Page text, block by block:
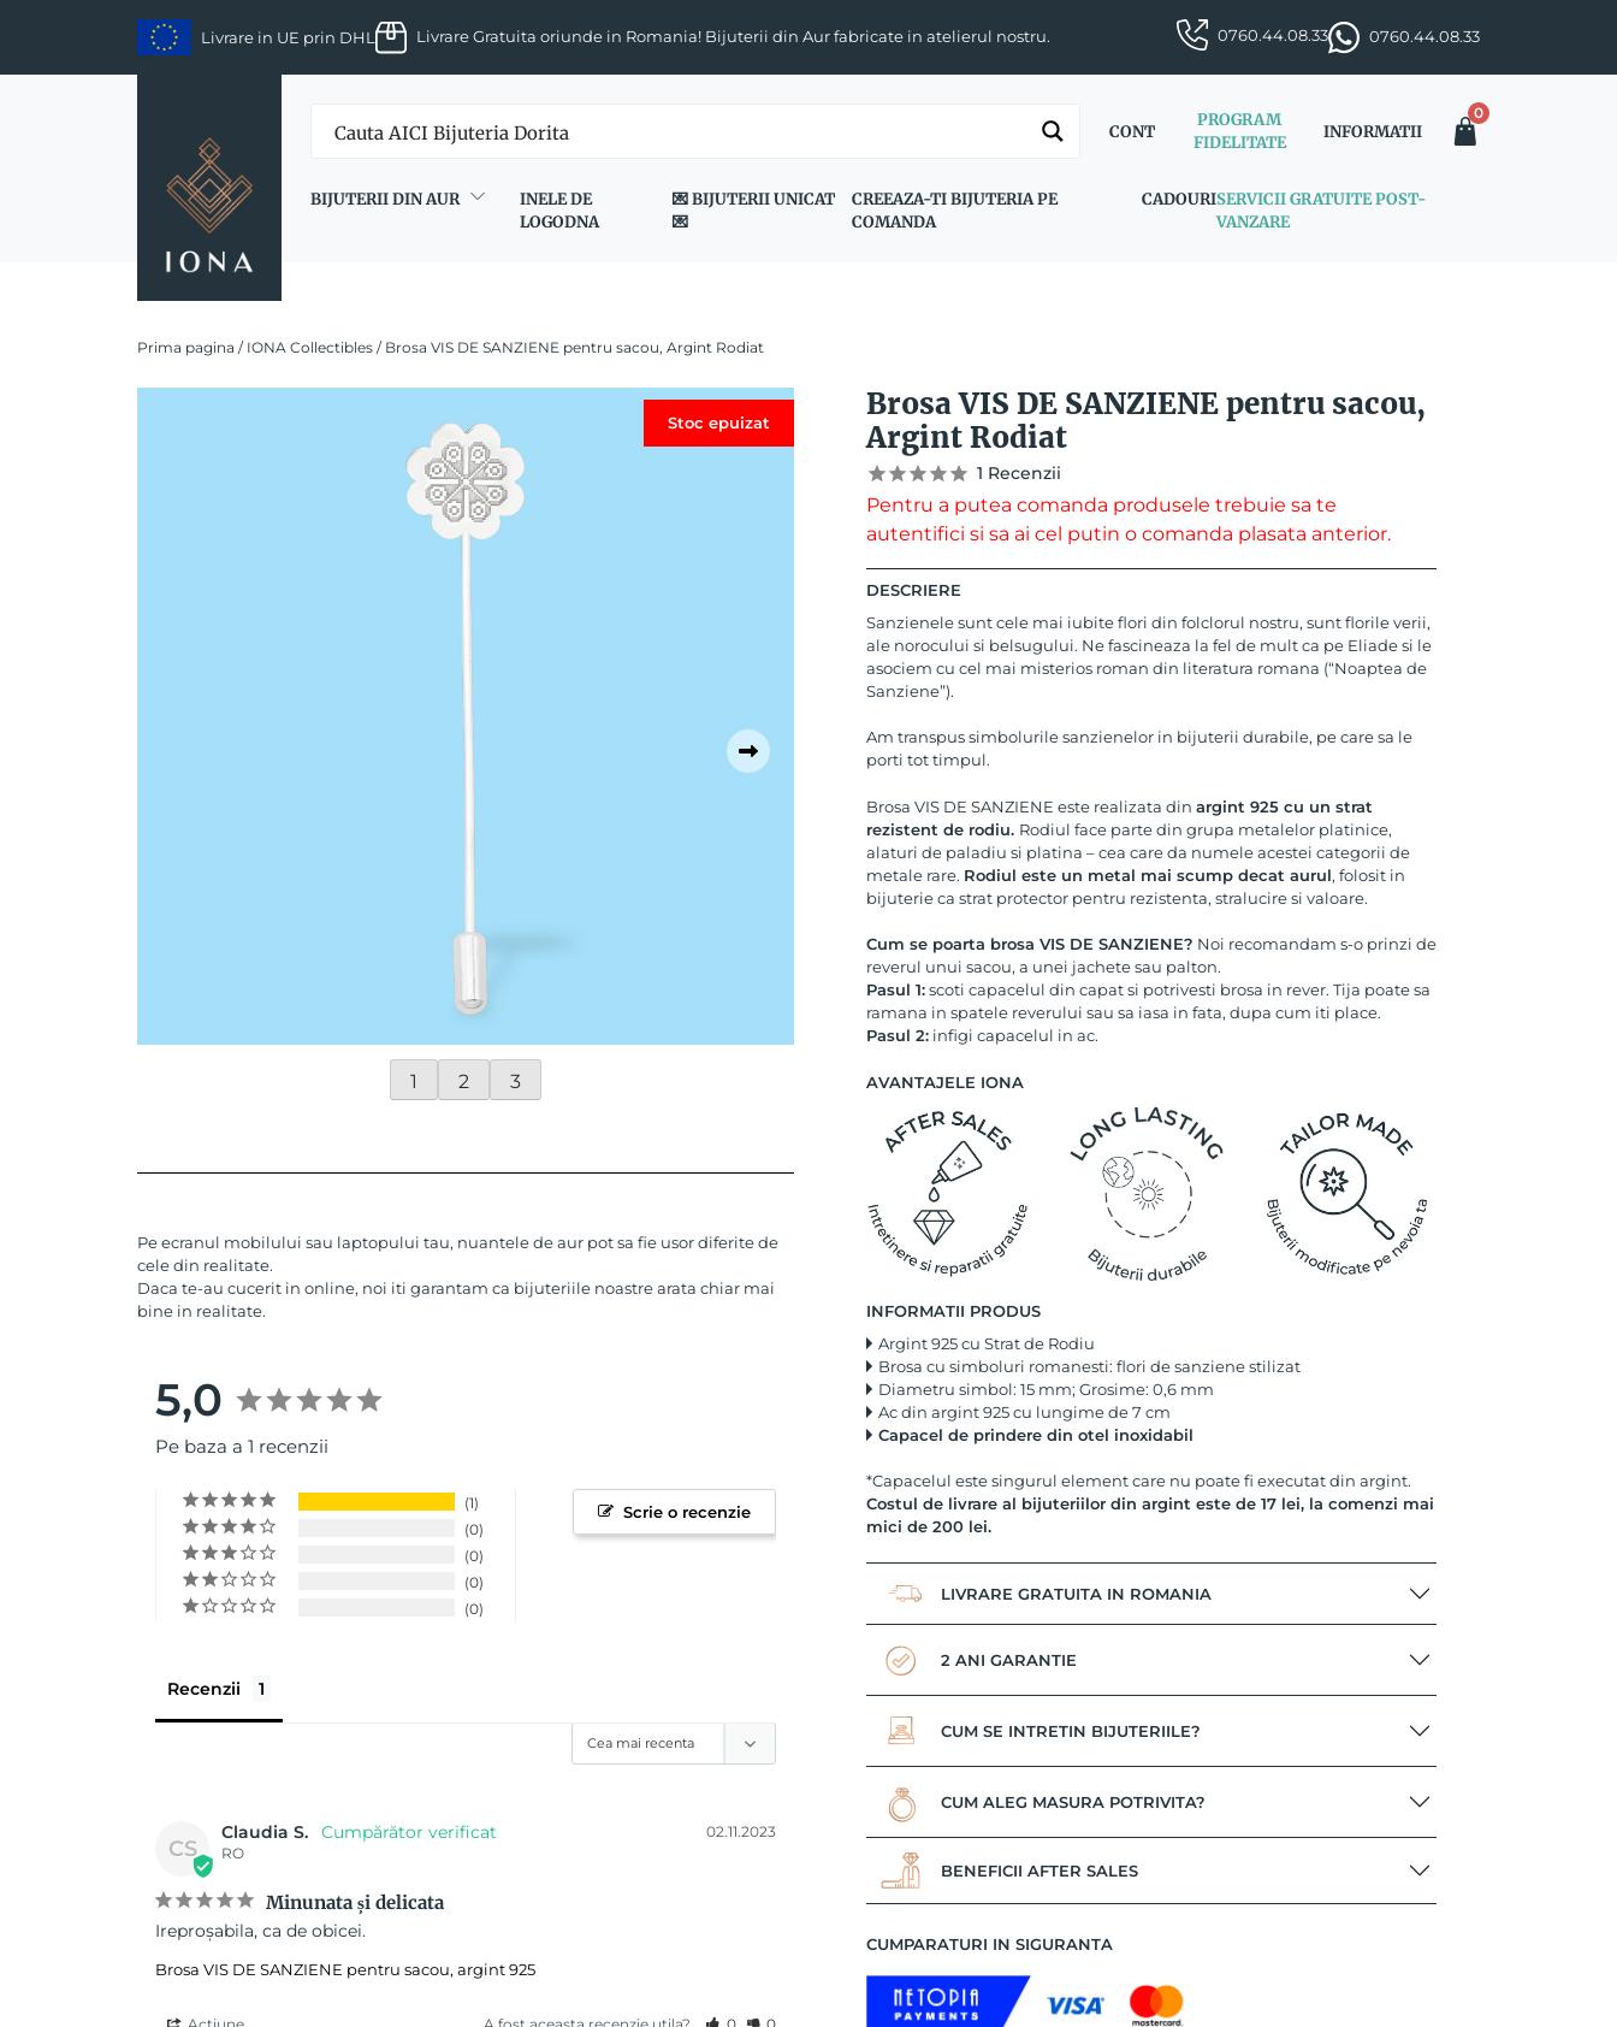
content
Livrare in UE prin DHL Livrare Gratuita oriunde in Romania! Bijuterii din Aur fabricate in atelierul nostru. 0760.44.08.33 0760.44.08.33
CONT
PROGRAM
FIDELITATE
INFORMATII
0
BIJUTERII DIN AUR
INELE DE
LOGODNA
💌 BIJUTERII UNICAT
💌
CREEAZA-TI BIJUTERIA PE
COMANDA
CADOURISERVICII GRATUITE POST-
VANZARE
Prima pagina / IONA Collectibles / Brosa VIS DE SANZIENE pentru sacou, Argint Rodiat
Stoc epuizat
1 2 3
Pe ecranul mobilului sau laptopului tau, nuantele de aur pot sa fie usor diferite de
cele din realitate.
Daca te-au cucerit in online, noi iti garantam ca bijuteriile noastre arata chiar mai
bine in realitate.
5,0
Pe baza a 1 recenzii
1
0
0
0
0
Scrie o recenzie
Recenzii
CS
02.11.2023
Claudia S.
RO
Minunata și delicata
Ireproșabila, ca de obicei.
Brosa VIS DE SANZIENE pentru sacou, argint 925
Brosa VIS DE SANZIENE pentru sacou,
Argint Rodiat
1 Recenzii
Pentru a putea comanda produsele trebuie sa te
autentifici si sa ai cel putin o comanda plasata anterior.
DESCRIERE
Sanzienele sunt cele mai iubite flori din folclorul nostru, sunt florile verii,
ale norocului si belsugului. Ne fascineaza la fel de mult ca pe Eliade si le
asociem cu cel mai misterios roman din literatura romana (“Noaptea de
Sanziene”).
Am transpus simbolurile sanzienelor in bijuterii durabile, pe care sa le
porti tot timpul.
Brosa VIS DE SANZIENE este realizata din argint 925 cu un strat
rezistent de rodiu. Rodiul face parte din grupa metalelor platinice,
alaturi de paladiu si platina – cea care da numele acestei categorii de
metale rare. Rodiul este un metal mai scump decat aurul, folosit in
bijuterie ca strat protector pentru rezistenta, stralucire si valoare.
Cum se poarta brosa VIS DE SANZIENE? Noi recomandam s-o prinzi de
reverul unui sacou, a unei jachete sau palton.
Pasul 1:scoti capacelul din capat si potrivesti brosa in rever. Tija poate sa
ramana in spatele reverului sau sa iasa in fata, dupa cum iti place.
Pasul 2: infigi capacelul in ac.
AVANTAJELE IONA
INFORMATII PRODUS
Argint 925 cu Strat de Rodiu
Brosa cu simboluri romanesti: flori de sanziene stilizat
Diametru simbol: 15 mm; Grosime: 0,6 mm
Ac din argint 925 cu lungime de 7 cm
Capacel de prindere din otel inoxidabil
*Capacelul este singurul element care nu poate fi executat din argint.
Costul de livrare al bijuteriilor din argint este de 17 lei, la comenzi mai
mici de 200 lei.
LIVRARE GRATUITA IN ROMANIA
2 ANI GARANTIE
CUM SE INTRETIN BIJUTERIILE?
CUM ALEG MASURA POTRIVITA?
BENEFICII AFTER SALES
CUMPARATURI IN SIGURANTA